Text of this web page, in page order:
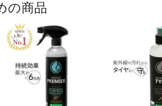
の商品